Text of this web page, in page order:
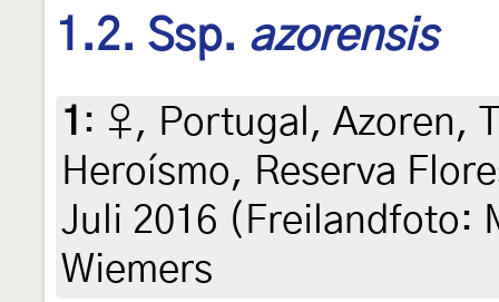
1.2. Ssp. azorensis
1 : ♀, Portugal, Azoren,
Heroísmo, Reserva
Juli 2016 (Freilandfoto:
Wiemers